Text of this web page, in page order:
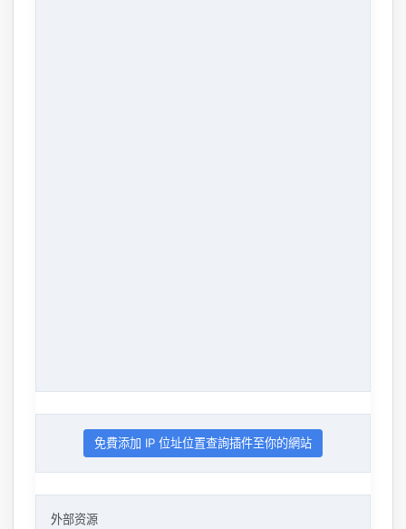
免費添加 IP 位址位置查詢插件至你的網站
外部资源